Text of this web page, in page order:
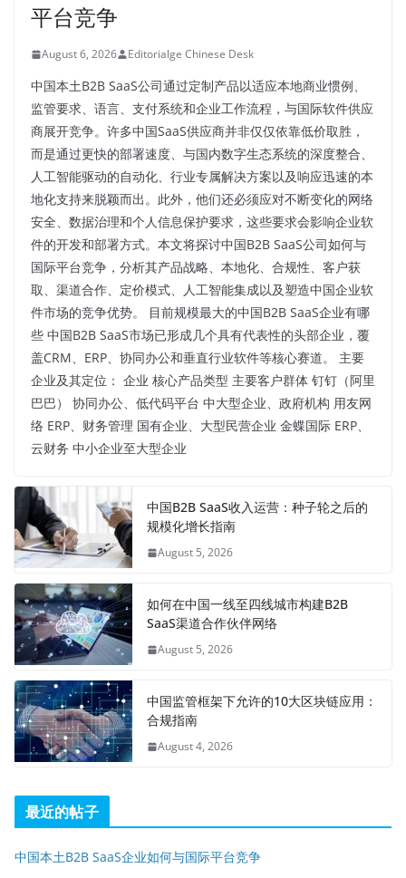
平台竞争
August 6, 2026 Editorialge Chinese Desk
中国本土B2B SaaS公司通过定制产品以适应本地商业惯例、
监管要求、语言、支付系统和企业工作流程，与国际软件供应
商展开竞争。许多中国SaaS供应商并非仅仅依靠低价取胜，
而是通过更快的部署速度、与国内数字生态系统的深度整合、
人工智能驱动的自动化、行业专属解决方案以及响应迅速的本
地化支持来脱颖而出。此外，他们还必须应对不断变化的网络
安全、数据治理和个人信息保护要求，这些要求会影响企业软
件的开发和部署方式。本文将探讨中国B2B SaaS公司如何与
国际平台竞争，分析其产品战略、本地化、合规性、客户获
取、渠道合作、定价模式、人工智能集成以及塑造中国企业软
件市场的竞争优势。 目前规模最大的中国B2B SaaS企业有哪
些 中国B2B SaaS市场已形成几个具有代表性的头部企业，覆
盖CRM、ERP、协同办公和垂直行业软件等核心赛道。 主要
企业及其定位： 企业 核心产品类型 主要客户群体 钉钉（阿里
巴巴） 协同办公、低代码平台 中大型企业、政府机构 用友网
络 ERP、财务管理 国有企业、大型民营企业 金蝶国际 ERP、
云财务 中小企业至大型企业
中国B2B SaaS收入运营：种子轮之后的
规模化增长指南
August 5, 2026
如何在中国一线至四线城市构建B2B
SaaS渠道合作伙伴网络
August 5, 2026
中国监管框架下允许的10大区块链应用：
合规指南
August 4, 2026
最近的帖子
中国本土B2B SaaS企业如何与国际平台竞争